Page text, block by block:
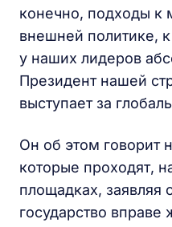
конечно, подходы к
внешней политике,
у наших лидеров
Президент нашей
выступает за
Он об этом говорит
которые проходят,
площадках, заявляя
государство